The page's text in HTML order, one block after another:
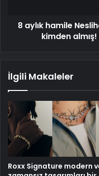
Rus8 aylık hamile
kimden
İlgili Makaleler
Roxx Signature modern